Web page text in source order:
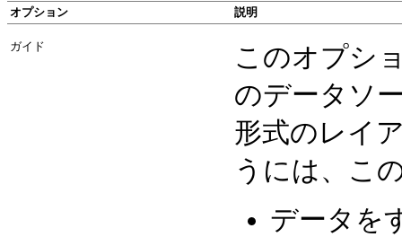
オプション 説明
ガイド
このオプシ
のデータソ
形式のレイ
うには、こ
データを